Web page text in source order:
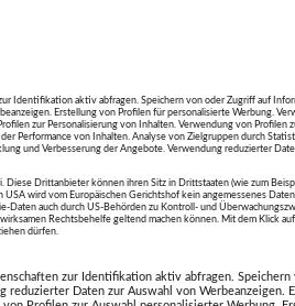
DOME
Minuten
DOME
ab nur€ 92,00
statt€ 184,00
& 1 Hund
Zoo
GmbH
Identifikation aktiv abfragen. Speichern von oder Zugriff auf
Erstellung von Profilen für personalisierte Werbung.
zur Personalisierung von Inhalten. Verwendung von Profilen
Performance von Inhalten. Analyse von Zielgruppen durch
und Verbesserung der Angebote. Verwendung reduzierter
Drittanbieter können ihren Sitz in Drittstaaten (wie zum
wird vom Europäischen Gerichtshof kein angemessenes
Daten auch durch US-Behörden zu Kontroll- und
Rechtsbehelfe geltend machen können. Mit dem Klick auf
dürfen.
zur Identifikation aktiv abfragen.
reduzierter Daten zur Auswahl von Werbeanzeigen.